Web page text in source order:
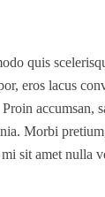
quis
eros lacus
accumsan,
Morbi
sit amet nulla